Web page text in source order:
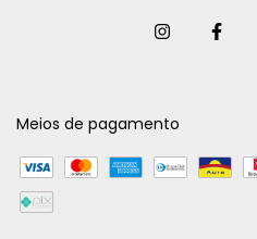
Meios de pagamento